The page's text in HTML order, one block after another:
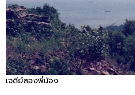
เจดีย์สองพี่น้อง